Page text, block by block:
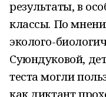
результаты, в
классы. По
эколого-
Суюндуковой,
теста могли
как диктант